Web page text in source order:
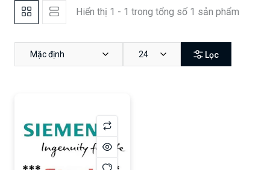
Hiển thị 1 - 1 trong tổng số 1 sản phẩm
Mặc định 24 Lọc